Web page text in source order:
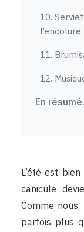
10.
l’encolure
11.
12.
En
L’été est
canicule
Comme
parfois plus